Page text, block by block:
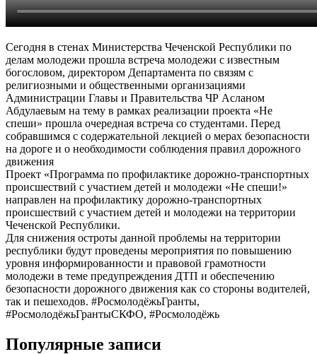
Сегодня в стенах Министерства Чеченской Республики по
делам молодежи прошла встреча молодежи с известным
богословом, директором Департамента по связям с
религиозными и общественными организациями
Администрации Главы и Правительства ЧР Асланом
Абдулаевым на тему в рамках реализации проекта «Не
спеши» прошла очередная встреча со студентами. Перед
собравшимся с содержательной лекцией о мерах безопасности
на дороге и о необходимости соблюдения правил дорожного
движения
Проект «Программа по профилактике дорожно-транспортных
происшествий с участием детей и молодежи «Не спеши!»
направлен на профилактику дорожно-транспортных
происшествий с участием детей и молодежи на территории
Чеченской Республики.
Для снижения остроты данной проблемы на территории
республики будут проведены мероприятия по повышению
уровня информированности и правовой грамотности
молодежи в теме предупреждения ДТП и обеспечению
безопасности дорожного движения как со стороны водителей,
так и пешеходов. #РосмолодёжьГранты,
#РосмолодёжьГрантыСКФО, #Росмолодёжь
Популярные записи